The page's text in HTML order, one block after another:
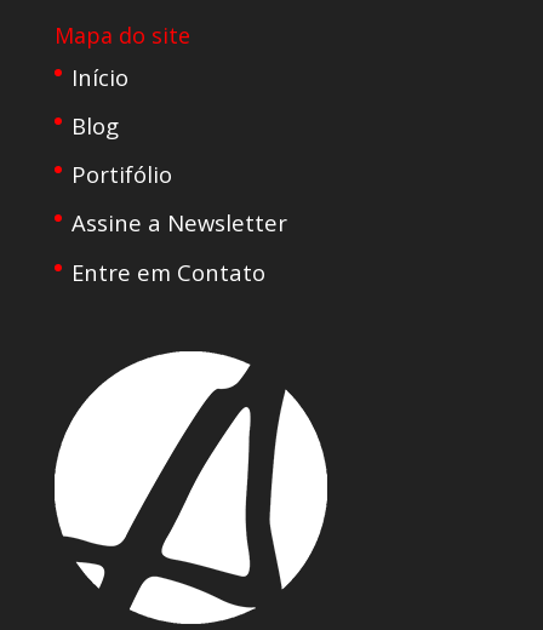
Mapa do site
Início
Blog
Portifólio
Assine a Newsletter
Entre em Contato